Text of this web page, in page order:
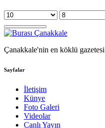
Çanakkale'nin en köklü gazetesi
Sayfalar
İletişim
Künye
Foto Galeri
Videolar
Canlı Yayın